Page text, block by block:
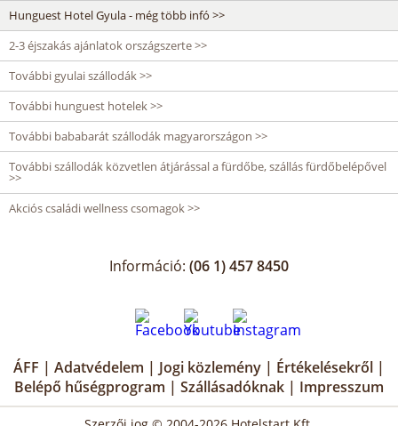
Hunguest Hotel Gyula - még több infó >>
2-3 éjszakás ajánlatok országszerte >>
További gyulai szállodák >>
További hunguest hotelek >>
További bababarát szállodák magyarországon >>
További szállodák közvetlen átjárással a fürdőbe, szállás fürdőbelépővel
>>
Akciós családi wellness csomagok >>
Információ: (06 1) 457 8450
ÁFF | Adatvédelem | Jogi közlemény | Értékelésekről |
Belépő hűségprogram | Szállásadóknak | Impresszum